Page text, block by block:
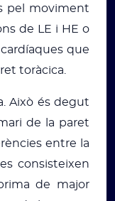
pel moviment
de LE i HE o
que
toràcica.
Això és degut
de la paret
entre la
consisteixen
de major